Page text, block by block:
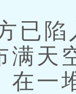
陷
满天
在一